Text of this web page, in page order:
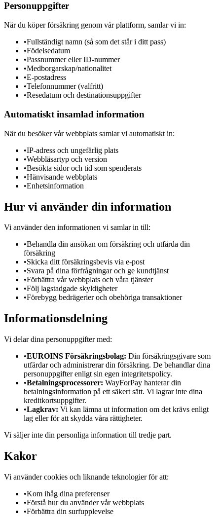
Personuppgifter
När du köper försäkring genom vår plattform, samlar vi in:
•Fullständigt namn (så som det står i ditt pass)
•Födelsedatum
•Passnummer eller ID-nummer
•Medborgarskap/nationalitet
•E-postadress
•Telefonnummer (valfritt)
•Resedatum och destinationsuppgifter
Automatiskt insamlad information
När du besöker vår webbplats samlar vi automatiskt in:
•IP-adress och ungefärlig plats
•Webbläsartyp och version
•Besökta sidor och tid som spenderats
•Hänvisande webbplats
•Enhetsinformation
Hur vi använder din information
Vi använder den informationen vi samlar in till:
•Behandla din ansökan om försäkring och utfärda din
försäkring
•Skicka ditt försäkringsbevis via e-post
•Svara på dina förfrågningar och ge kundtjänst
•Förbättra vår webbplats och våra tjänster
•Följ lagstadgade skyldigheter
•Förebygg bedrägerier och obehöriga transaktioner
Informationsdelning
Vi delar dina personuppgifter med:
•EUROINS Försäkringsbolag: Din försäkringsgivare som
utfärdar och administrerar din försäkring. De behandlar dina
personuppgifter enligt sin egen integritetspolicy.
•Betalningsprocessorer: WayForPay hanterar din
betalningsinformation på ett säkert sätt. Vi lagrar inte dina
kreditkortsuppgifter.
•Lagkrav: Vi kan lämna ut information om det krävs enligt
lag eller för att skydda våra rättigheter.
Vi säljer inte din personliga information till tredje part.
Kakor
Vi använder cookies och liknande teknologier för att:
•Kom ihåg dina preferenser
•Förstå hur du använder vår webbplats
•Förbättra din surfupplevelse